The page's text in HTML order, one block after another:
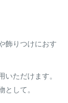
飾りつけにおす
ただけます。
して。